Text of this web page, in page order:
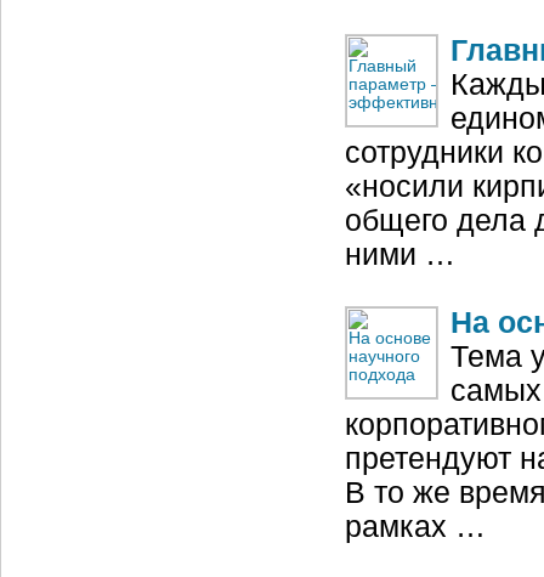
сотрудники
«носили
общего дела
ними …
На
Тема
претендуют
В то же
рамках …